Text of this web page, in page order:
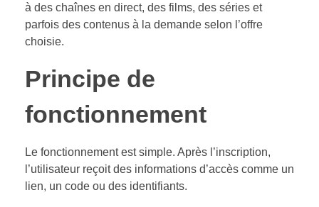
à des chaînes en direct, des films, des séries et
parfois des contenus à la demande selon l’offre
choisie.
Principe de
fonctionnement
Le fonctionnement est simple. Après l’inscription,
l’utilisateur reçoit des informations d’accès comme un
lien, un code ou des identifiants.